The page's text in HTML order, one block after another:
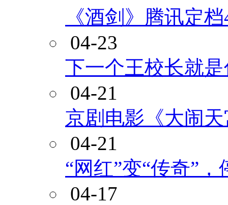
《酒剑》腾讯定
04-23
下一个王校长就
04-21
京剧电影《大闹
04-21
“网红”变“传奇”
04-17